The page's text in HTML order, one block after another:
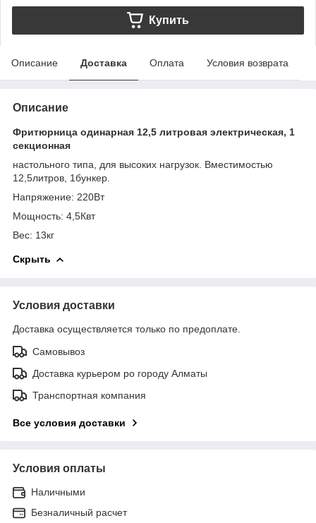
Купить
Описание Доставка Оплата Условия возврата
Описание
Фритюрница одинарная 12,5 литровая электрическая, 1
секционная
настольного типа, для высоких нагрузок. Вместимостью
12,5литров, 1бункер.
Напряжение: 220Вт
Мощность: 4,5Квт
Вес: 13кг
Скрыть
Условия доставки
Доставка осуществляется только по предоплате.
Самовывоз
Доставка курьером ро городу Алматы
Транспортная компания
Все условия доставки
Условия оплаты
Наличными
Безналичный расчет